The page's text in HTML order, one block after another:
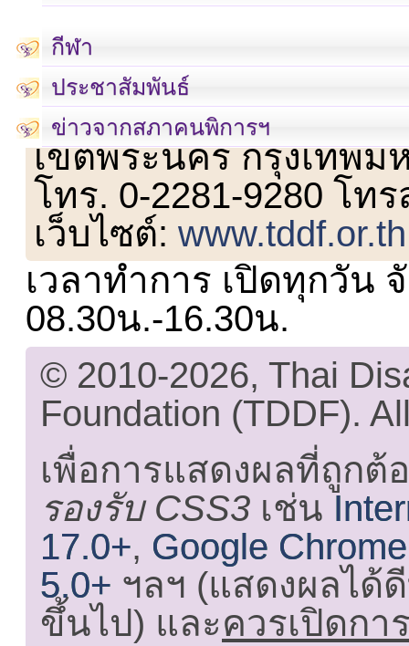
กีฬา
ประชาสัมพันธ์
ข่าวจากสภาคนพิการฯ
เลขที่ 23 ชั้น 2 ถนนวิ
เขตพระนคร กรุงเทพม
โทร. 0-2281-9280 โท
เว็บไซต์:www.tddf.or.th
เวลาทำการ เปิดทุกวัน
08.30น.-16.30น.
© 2010-2026, Thai
Foundation (TDDF).
เพื่อการแสดงผลที่ถูกต้
รองรับ CSS3 เช่น
17.0+, Google
5.0+ ฯลฯ (แสดงผลได้
ขึ้นไป) และควรเปิดกา